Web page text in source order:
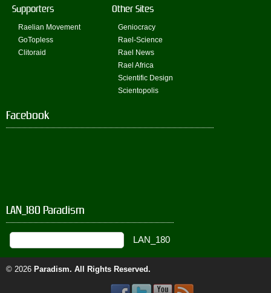
Supporters
Raelian Movement
GoTopless
Clitoraid
Other Sites
Geniocracy
Rael-Science
Rael News
Rael Africa
Scientific Design
Scientopolis
Facebook
LAN_180 Paradism
© 2026 Paradism. All Rights Reserved.